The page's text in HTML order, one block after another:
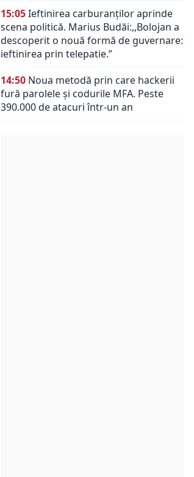
15:05Ieftinirea carburanților aprinde
scena politică. Marius Budăi:,,Bolojan a
descoperit o nouă formă de guvernare:
ieftinirea prin telepatie.”
14:50 Noua metodă prin care hackerii
fură parolele și codurile MFA. Peste
390.000 de atacuri într-un an